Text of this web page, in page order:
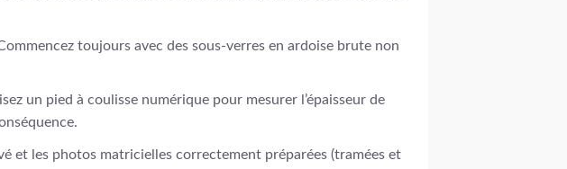
toujours avec des sous-verres en ardoise brute non
un pied à coulisse numérique pour mesurer l’épaisseur de
et les photos matricielles correctement préparées (tramées et